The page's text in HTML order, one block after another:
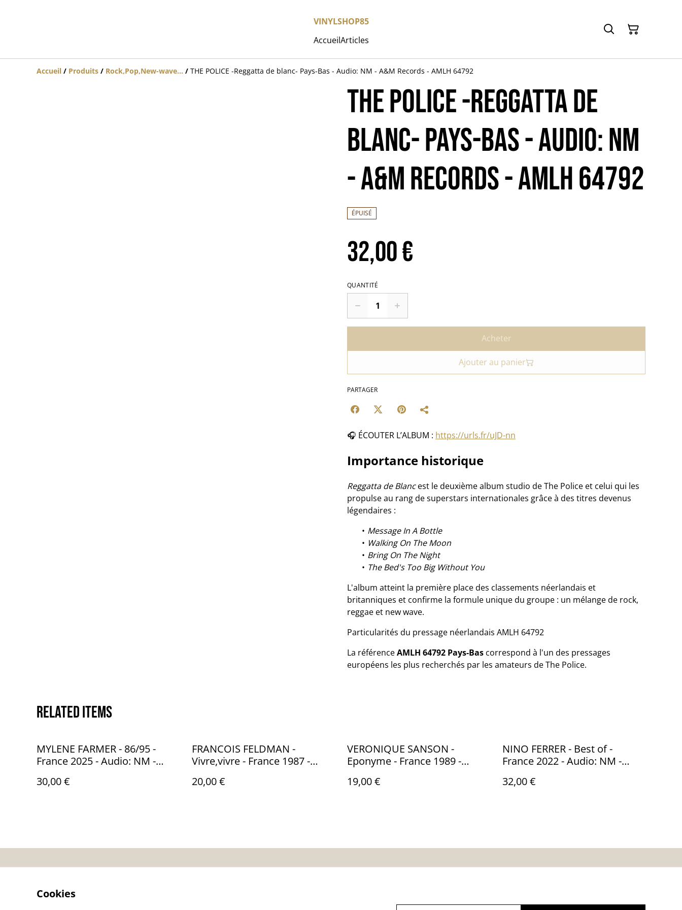
VINYLSHOP85
AccueilArticles
Accueil / Produits / Rock,Pop,New-wave... / THE POLICE -Reggatta de blanc- Pays-Bas - Audio: NM - A&M Records - AMLH 64792
THE POLICE -Reggatta de
blanc- Pays-Bas - Audio: NM
- A&M Records - AMLH 64792
ÉPUISÉ
32,00 €
QUANTITÉ
Acheter
Ajouter au panier
PARTAGER
🎧 ÉCOUTER L’ALBUM : https://urls.fr/uJD-nn
Importance historique
Reggatta de Blancest le deuxième album studio de The Police et celui qui les
propulse au rang de superstars internationales grâce à des titres devenus
légendaires :
Message In A Bottle
Walking On The Moon
Bring On The Night
The Bed's Too Big Without You
L'album atteint la première place des classements néerlandais et
britanniques et confirme la formule unique du groupe : un mélange de rock,
reggae et new wave.
Particularités du pressage néerlandais AMLH 64792
La référenceAMLH 64792 Pays-Bas correspond à l'un des pressages
européens les plus recherchés par les amateurs de The Police.
Related items
MYLENE FARMER - 86/95 -
France 2025 - Audio: NM -
30,00 €
FRANCOIS FELDMAN -
Vivre,vivre - France 1987 -
834226
20,00 €
VERONIQUE SANSON -
Eponyme - France 1989 -
19,00 €
NINO FERRER - Best of -
France 2022 - Audio: NM -
32,00 €
Cookies